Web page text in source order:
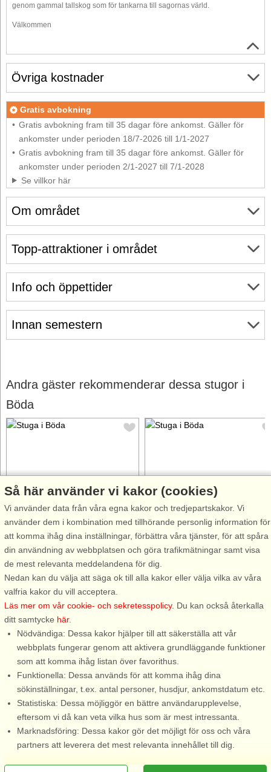
genom gammal tallskog som för tankarna till sagornas värld.
Välkommen
Om området
Info och öppettider
Innan semestern
Övriga kostnader
Gratis avbokning
Gratis avbokning fram till 35 dagar före ankomst. Gäller för
ankomster under perioden 18/7-2026 till 1/1-2027
Gratis avbokning fram till 35 dagar före ankomst. Gäller för
ankomster under perioden 2/1-2027 till 7/1-2028
Se villkor här
Topp-attraktioner i området
Andra gäster rekommenderar dessa stugor i
Böda
Stugnr: 44373
Böda
4 personer, 23 m²
300 m till sjö/hav:.
Mysig stuga mitt i Ölands
sommarparadis Böda, där ni
har gångavstånd till den
underbart böljande vidsträckta
sandstranden. Stugan som
renoverades 2018 är i fint skick
med öppet upp till nock för
härlig ...
från 6.468 SEK
Stugnr: 64577
Böda
6 personer, 100 m²
1,1 km till sjö/hav:.
Välkommen till ett härligt
semesterboende på norra
söker lugn, närhet till havet och
sällskapet. Huset ligger nära
Böda med närheten till den
underbart ...
från 8.872 SEK
Så här använder vi kakor (cookies)
Vi använder data från våra egna kakor och tredjepartskakor. Vi
använder dem i kombination med tillhörande personlig information för
att komma ihåg dina inställningar, förbättra våra tjänster, för att spåra
din användning av webbplatsen och göra trafikmätningar samt visa
de mest relevanta meddelandena för dig.
Nedan kan du välja att säga ok till alla kakor eller välja vilka av våra
valfria kakor du vill acceptera.
Läs mer om vår cookie- och sekretesspolicy. Du kan också återkalla
ditt samtycke här.
Nödvändiga: Dessa kakor hjälper till att säkerställa att vår
webbplats fungerar genom att aktivera grundläggande funktioner
som att komma ihåg listan över favorithus.
Funktionella: Dessa används för att komma ihåg dina
sökinställningar, t.ex. antal personer, husdjur, ankomstdatum etc.
Statistiska: Dessa möjliggör en bättre användarupplevelse,
eftersom vi då kan veta vilka hus som är mest intressanta.
Marknadsföring: Dessa kakor gör det möjligt för oss och våra
partners att leverera det mest relevanta innehållet till dig.